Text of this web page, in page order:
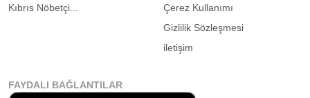
Kıbrıs Nöbetçi...
Çerez Kullanımı
Gizlilik Sözleşmesi
iletişim
FAYDALI BAĞLANTILAR